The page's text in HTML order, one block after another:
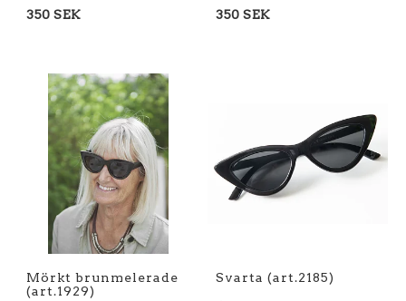
350 SEK 350 SEK
Mörkt brunmelerade
(art.1929)
Svarta (art.2185)